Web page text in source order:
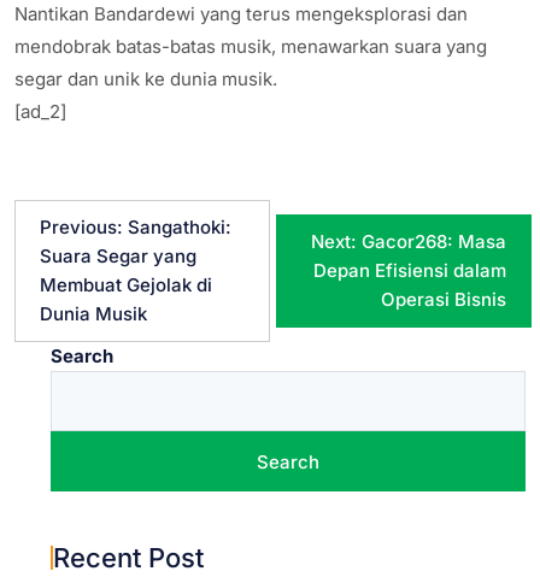
Nantikan Bandardewi yang terus mengeksplorasi dan
mendobrak batas-batas musik, menawarkan suara yang
segar dan unik ke dunia musik.
[ad_2]
s
Previous: Sangathoki:
Suara Segar yang
Membuat Gejolak di
Dunia Musik
Next: Gacor268: Masa
Depan Efisiensi dalam
Operasi Bisnis
Search
Search
Recent Post